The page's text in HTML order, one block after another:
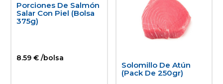
Porciones De Salmón
Salar Con Piel (bolsa
375g)
8.59 € /bolsa
Solomillo De Atún
(pack De 250gr)